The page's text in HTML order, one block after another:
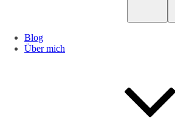
Blog
Über mich